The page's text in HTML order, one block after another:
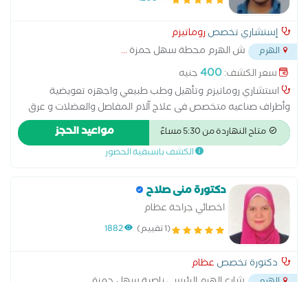
إستشاري تخصصروماتيزم
الهرم ش الهرم محطة سهل حمزة...
سعر الكشف:400جنيه
استشاري روماتيزم وتأهيل وطب طبيعي واجهزه تعويضية
وأطراف صناعيه متخصص فى علاج آلام المفاصل والعضلات و عرق
النسا و الغضاريف و الأمراض الروماتيزمية دكتوراه الطب الطبيعى
وامراض الروماتيزم والمناعة و التأهيل
متاح النهاردة من 5:30 مساءً مواعيد الحجز
الكشف باسبقية الحضور
دكتورة منى صلاح
اخصائي جراحة عظام
(1 تقييم) 1882
دكتورة تخصص عظام